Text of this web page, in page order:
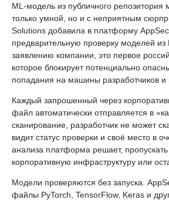
ML-модель из публичного репозитория
только умной, но и с неприятным
Solutions добавила в платформу
предварительную проверку моделей
заявлению компании, это первое
которое блокирует потенциально
попадания на машины разработчиков и
Каждый запрошенный через
файл автоматически отправляется в
сканирование, разработчик не может
видит статус проверки и своё место в
анализа платформа решает,
корпоративную инфраструктуру или
Модели проверяются без запуска.
файлы PyTorch, TensorFlow, Keras и